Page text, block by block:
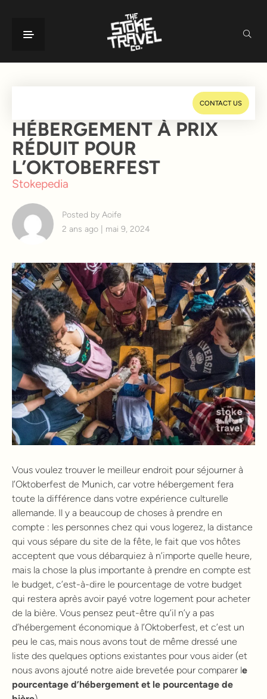
CONTACT US
HÉBERGEMENT À PRIX
RÉDUIT POUR
L’OKTOBERFEST
Stokepedia
Posted by Aoife
2 ans ago | mai 9, 2024
Vous voulez trouver le meilleur endroit pour séjourner à
l’Oktoberfest de Munich, car votre hébergement fera
toute la différence dans votre expérience culturelle
allemande. Il y a beaucoup de choses à prendre en
compte : les personnes chez qui vous logerez, la distance
qui vous sépare du site de la fête, le fait que vos hôtes
acceptent que vous débarquiez à n’importe quelle heure,
mais la chose la plus importante à prendre en compte est
le budget, c’est-à-dire le pourcentage de votre budget
qui restera après avoir payé votre logement pour acheter
de la bière. Vous pensez peut-être qu’il n’y a pas
d’hébergement économique à l’Oktoberfest, et c’est un
peu le cas, mais nous avons tout de même dressé une
liste des quelques options existantes pour vous aider (et
nous avons ajouté notre aide brevetée pour comparer le
pourcentage d’hébergement et le pourcentage de